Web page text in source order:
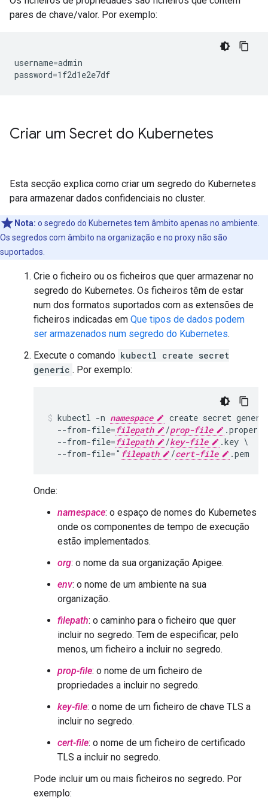
pares de chave/valor. Por exemplo:
username=admin
password=1f2d1e2e7df
Criar um Secret do Kubernetes
Esta secção explica como criar um segredo do Kubernetes
para armazenar dados confidenciais no cluster.
Nota: o segredo do Kubernetes tem âmbito apenas no ambiente.
Os segredos com âmbito na organização e no proxy não são
suportados.
Crie o ficheiro ou os ficheiros que quer armazenar no
segredo do Kubernetes. Os ficheiros têm de estar
num dos formatos suportados com as extensões de
ficheiros indicadas em Que tipos de dados podem
ser armazenados num segredo do Kubernetes.
Execute o comando kubectl create secret
generic . Por exemplo:
kubectl -n namespace
create secret
  --from-file=
filepath /prop-file
  --from-file=
filepath /key-file
.key \
  --from-file="
filepath /cert-file
Onde:
namespace: o espaço de nomes do Kubernetes
onde os componentes de tempo de execução
estão implementados.
org: o nome da sua organização Apigee.
env: o nome de um ambiente na sua
organização.
filepath: o caminho para o ficheiro que quer
incluir no segredo. Tem de especificar, pelo
menos, um ficheiro a incluir no segredo.
prop-file: o nome de um ficheiro de
propriedades a incluir no segredo.
key-file: o nome de um ficheiro de chave TLS a
incluir no segredo.
cert-file: o nome de um ficheiro de certificado
TLS a incluir no segredo.
Pode incluir um ou mais ficheiros no segredo. Por
exemplo: